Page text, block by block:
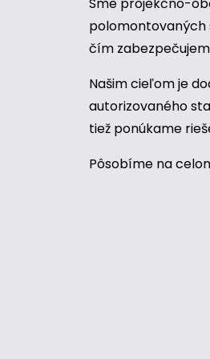
Sme projekčno-
polomontovaných
čím
Našim cieľom je
autorizovaného
tiež ponúkame
Pôsobíme na